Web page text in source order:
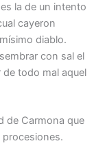
la de un intento
cayeron
diablo.
con sal el
de todo mal aquel
de Carmona que